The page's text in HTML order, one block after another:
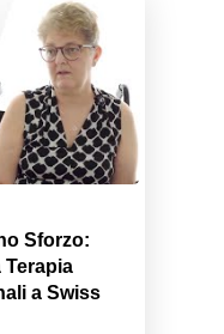
Sforzo:
Terapia
a Swiss